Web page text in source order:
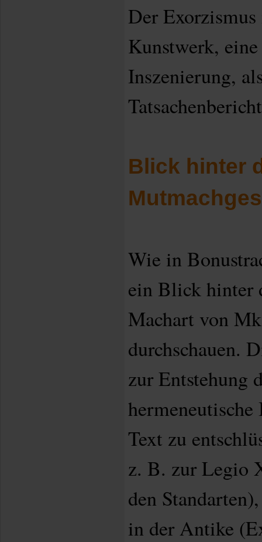
Der
Kunstwerk,
Inszenierung,
Blick hinter
Wie in
ein Blick hinter
Machart von
durchschauen.
zur Entstehung
Text zu
z. B. zur Legio
den
in der Antike